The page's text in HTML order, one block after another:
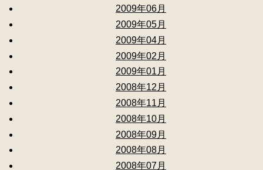
2009年06月
2009年05月
2009年04月
2009年02月
2009年01月
2008年12月
2008年11月
2008年10月
2008年09月
2008年08月
2008年07月